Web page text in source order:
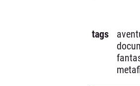
tags